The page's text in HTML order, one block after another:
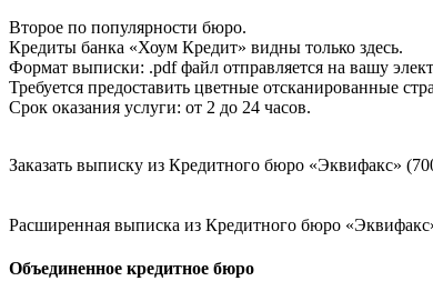
Второе по популярности бюро.
Кредиты банка «Хоум Кредит» видны только здесь.
Формат выписки: .pdf файл отправляется на вашу
Требуется предоставить цветные отсканированные
Срок оказания услуги: от 2 до 24 часов.
Заказать выписку из Кредитного бюро «Эквифакс»
Расширенная выписка из Кредитного бюро
Объединенное кредитное бюро